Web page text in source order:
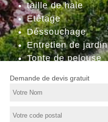
taille de haie
Etêtage
Déssouchage
Entretien de jardin
Tonte de pelouse
Demande de devis gratuit